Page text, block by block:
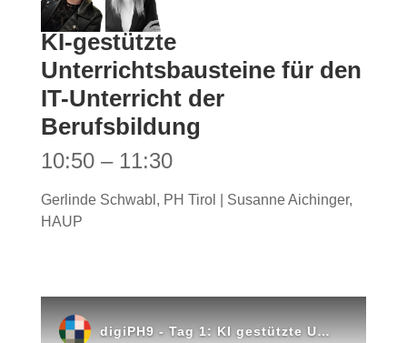
KI-gestützte
Unterrichtsbausteine für den
IT-Unterricht der
Berufsbildung
10:50 – 11:30
Gerlinde Schwabl, PH Tirol | Susanne Aichinger,
HAUP